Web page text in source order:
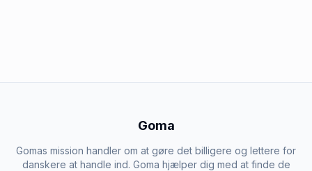
Goma
Gomas mission handler om at gøre det billigere og lettere for
danskere at handle ind. Goma hjælper dig med at finde de